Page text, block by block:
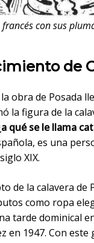
con sus
de
obra de Posada
la figura de la
qué se le llama
es una
XIX.
de la calavera de
como ropa
tarde dominical
1947. Con este